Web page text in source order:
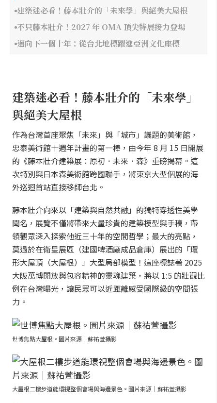
建築迷必看！藤本壯介的「未來學」與絕美大屋根
不只藤本壯介！2027 年 OMA 頂尖特展接力登場
邁向下一個十年：從台北地標躍進亞洲文化座標
建築迷必看！藤本壯介的「未來學」
與絕美大屋根
作為台灣首座聚焦「未來」與「城市」議題的美術館，
忠泰美術館十週年計畫的第一棒，由今年 8 月 15 日開展
的《藤本壯介建築展：原初．未來．森》重磅揭幕。這
次特別與日本森美術館跨國聯手，將東京大型個展的海
外巡迴首站直接移師台北。
藤本壯介向來以「建築與自然共融」的獨特穿透性美學
聞名，展覽不僅將帶來大量珍貴的建築模型與手稿，帶
領觀眾深入探索他近三十年的空間哲學；最大的亮點，
莫過於在衛星展區（建國啤酒廠成品倉庫）展出的「環
形大屋頂（大屋根）」大型局部模型！這座標誌著 2025
大阪萬博開放與包容精神的靈魂建築，將以 1:5 的壯觀比
例在台灣曝光，讓民眾可以近距離感受國際級的空間張
力。
世博焦點大屋根。圖片來源｜蘇祐萱攝影
大屋根二樓步道能環視整個會場與海邊景色。圖片來源｜蘇祐萱攝影